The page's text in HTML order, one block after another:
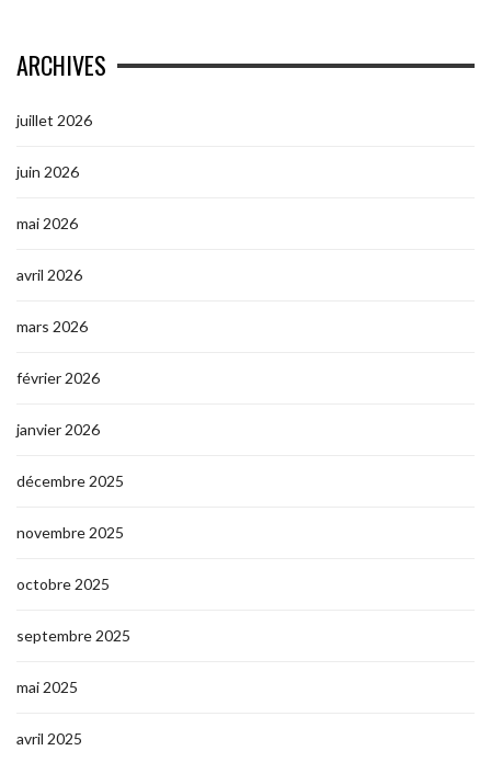
ARCHIVES
juillet 2026
juin 2026
mai 2026
avril 2026
mars 2026
février 2026
janvier 2026
décembre 2025
novembre 2025
octobre 2025
septembre 2025
mai 2025
avril 2025